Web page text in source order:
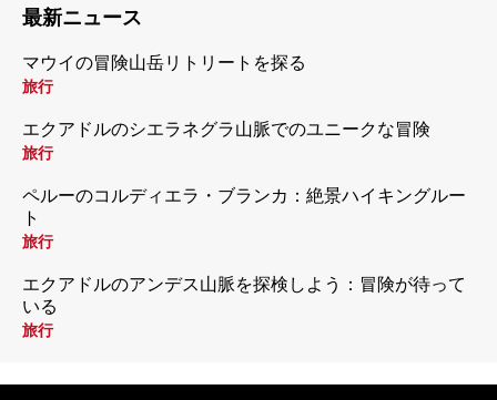
最新ニュース
マウイの冒険山岳リトリートを探る
旅行
エクアドルのシエラネグラ山脈でのユニークな冒険
旅行
ペルーのコルディエラ・ブランカ：絶景ハイキングルー
ト
旅行
エクアドルのアンデス山脈を探検しよう：冒険が待って
いる
旅行